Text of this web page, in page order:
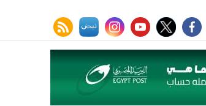
facebook
twitter
youtube
instagram
نبض rss feed